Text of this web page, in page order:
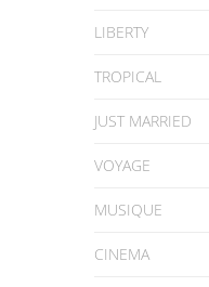
LIBERTY
TROPICAL
JUST MARRIED
VOYAGE
MUSIQUE
CINEMA